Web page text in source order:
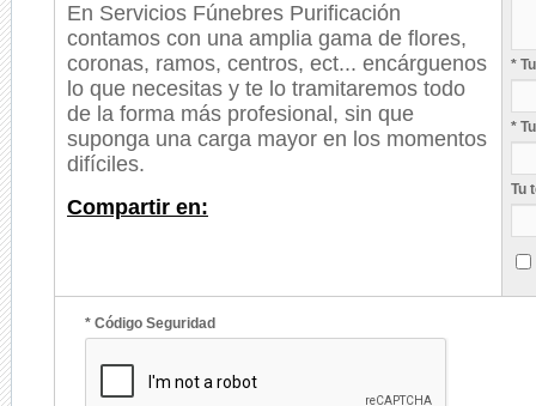
En Servicios Fúnebres Purificación
contamos con una amplia gama de flores,
coronas, ramos, centros, ect... encárguenos
lo que necesitas y te lo tramitaremos todo
de la forma más profesional, sin que
suponga una carga mayor en los momentos
difíciles.
Compartir en:
*
*
Tu
* Código Seguridad